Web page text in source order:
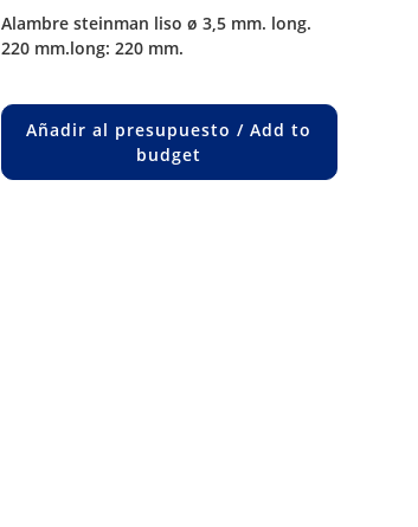
alambre steinman liso ø 3,5 mm. long.
220 mm.long: 220 mm.
Añadir al presupuesto / Add to
budget